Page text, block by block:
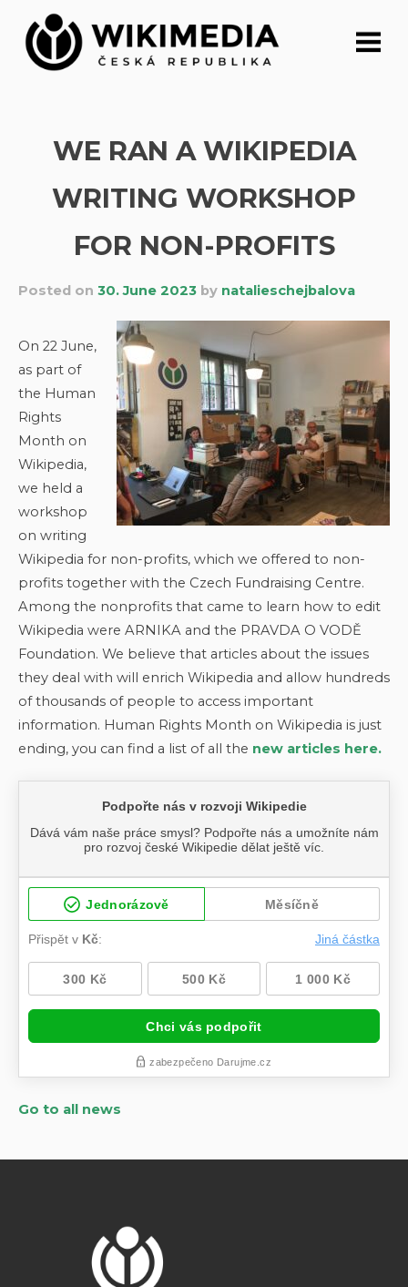
content
WE RAN A WIKIPEDIA
WRITING WORKSHOP
FOR NON-PROFITS
Posted on 30. June 2023 by natalieschejbalova
On 22 June,
as part of
the Human
Rights
Month on
Wikipedia,
we held a
workshop
on writing
Wikipedia for non-profits, which we offered to non-
profits together with the Czech Fundraising Centre.
Among the nonprofits that came to learn how to edit
Wikipedia were ARNIKA and the PRAVDA O VODĚ
Foundation. We believe that articles about the issues
they deal with will enrich Wikipedia and allow hundreds
of thousands of people to access important
information. Human Rights Month on Wikipedia is just
ending, you can find a list of all the new articles here.
Go to all news